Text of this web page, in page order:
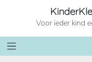
Voor ieder kind